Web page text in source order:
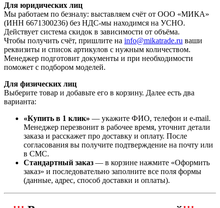
Для юридических лиц
Мы работаем по безналу: выставляем счёт от ООО «МИКА»
(ИНН 6671300236) без НДС-мы находимся на УСНО.
Действует система скидок в зависимости от объёма.
Чтобы получить счёт, пришлите на info@mikatrade.ru ваши
реквизиты и список артикулов с нужным количеством.
Менеджер подготовит документы и при необходимости
поможет с подбором моделей.
Для физических лиц
Выберите товар и добавьте его в корзину. Далее есть два
варианта:
«Купить в 1 клик» — укажите ФИО, телефон и e‑mail.
Менеджер перезвонит в рабочее время, уточнит детали
заказа и расскажет про доставку и оплату. После
согласования вы получите подтверждение на почту или
в СМС.
Стандартный заказ — в корзине нажмите «Оформить
заказ» и последовательно заполните все поля формы
(данные, адрес, способ доставки и оплаты).